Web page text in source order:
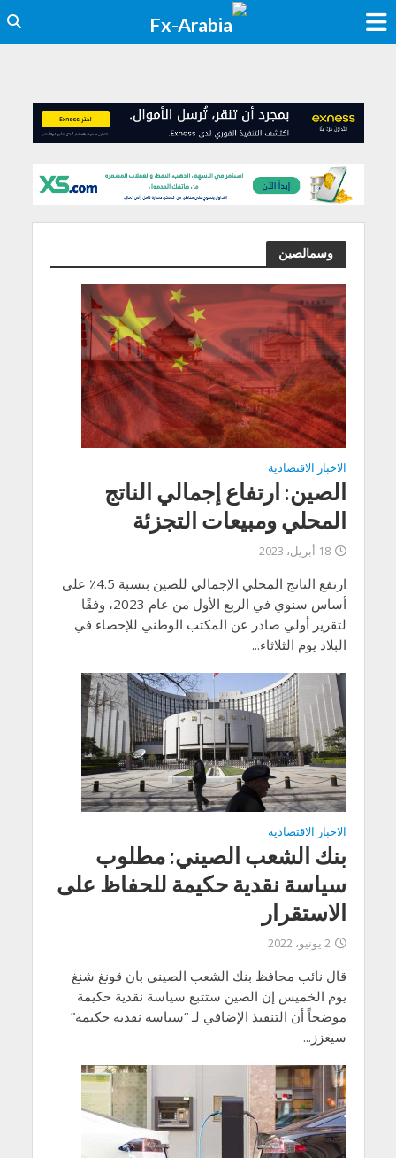
وسمالصين
الاخبار الاقتصادية
الصين: ارتفاع إجمالي الناتج
المحلي ومبيعات التجزئة
18 أبريل، 2023
ارتفع الناتج المحلي الإجمالي للصين بنسبة 4.5٪ على
أساس سنوي في الربع الأول من عام 2023، وفقًا
لتقرير أولي صادر عن المكتب الوطني للإحصاء في
البلاد يوم الثلاثاء...
الاخبار الاقتصادية
بنك الشعب الصيني: مطلوب
سياسة نقدية حكيمة للحفاظ على
الاستقرار
2 يونيو، 2022
قال نائب محافظ بنك الشعب الصيني بان قونغ شنغ
يوم الخميس إن الصين ستتبع سياسة نقدية حكيمة
موضحاً أن التنفيذ الإضافي لـ “سياسة نقدية حكيمة”
سيعزز...